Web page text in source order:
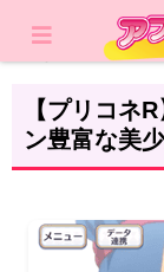
レ
【プリコネ
ン豊富な美